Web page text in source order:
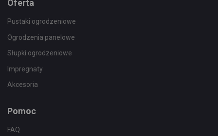
Oferta
Pustaki ogrodzeniowe
Ogrodzenia panelowe
Słupki ogrodzeniowe
Impregnaty
Akcesoria
Pomoc
FAQ